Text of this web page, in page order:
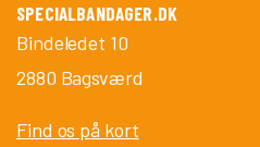
SPECIALBANDAGER.DK
Bindeledet 10
2880 Bagsværd
Find os på kort